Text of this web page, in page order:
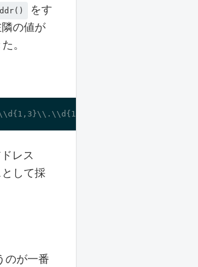
をす
の値が
。
レス
して採
のが一番